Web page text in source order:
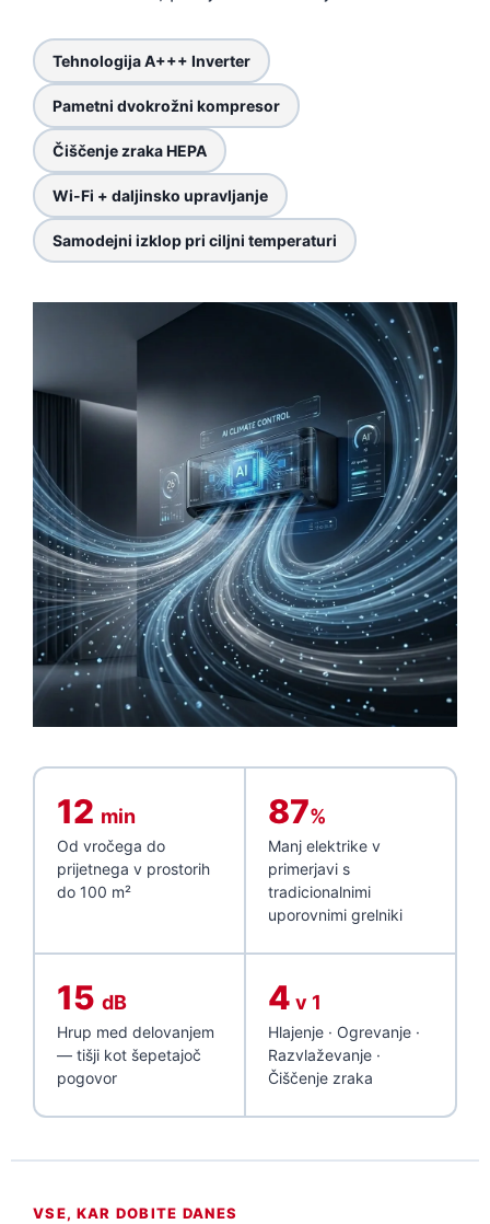
Tehnologija A+++ Inverter
Pametni dvokrožni kompresor
Čiščenje zraka HEPA
Wi-Fi + daljinsko upravljanje
Samodejni izklop pri ciljni temperaturi
12 min
Od vročega do
prijetnega v prostorih
do 100 m²
87%
Manj elektrike v
primerjavi s
tradicionalnimi
uporovnimi grelniki
15 dB
Hrup med delovanjem
— tišji kot šepetajoč
pogovor
4 v 1
Hlajenje · Ogrevanje ·
Razvlaževanje ·
Čiščenje zraka
VSE, KAR DOBITE DANES